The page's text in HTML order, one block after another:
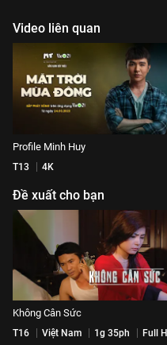
Video liên quan
Profile Minh Huy
T13 4K
Đề xuất cho bạn
Không Cân Sức
T16 Việt Nam 1g 35ph Full